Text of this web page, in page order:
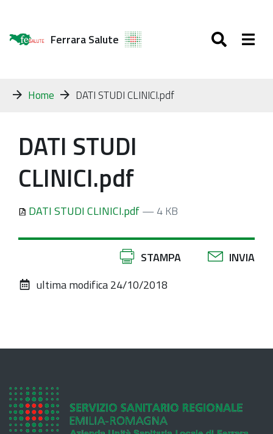
Ferrara Salute
Tu
sei Home DATI STUDI CLINICI.pdf
DATI STUDI
CLINICI.pdf
DATI STUDI CLINICI.pdf— 4 KB
documento
STAMPA
INVIA
ultima modifica24/10/2018